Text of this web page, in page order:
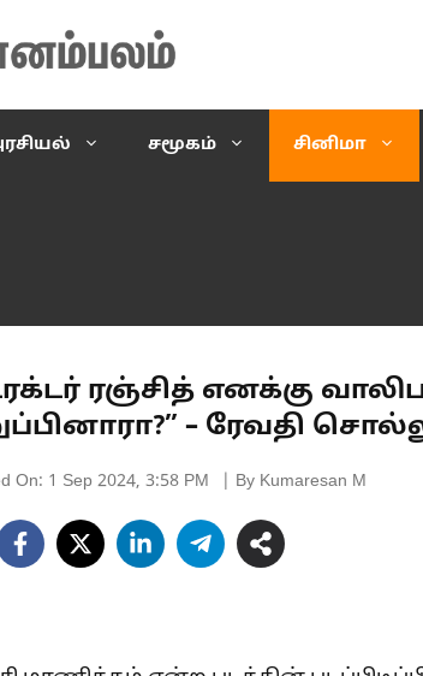
சமூகம் சினிமா
ரஞ்சித் எனக்கு
– ரேவதி
On: 1 Sep 2024, 3:58 PM | By Kumaresan M